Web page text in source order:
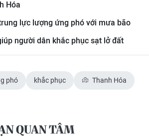
Hóa
lực lượng ứng phó với mưa bão
người dân khắc phục sạt lở đất
phó khắc phục Thanh Hóa
QUAN TÂM